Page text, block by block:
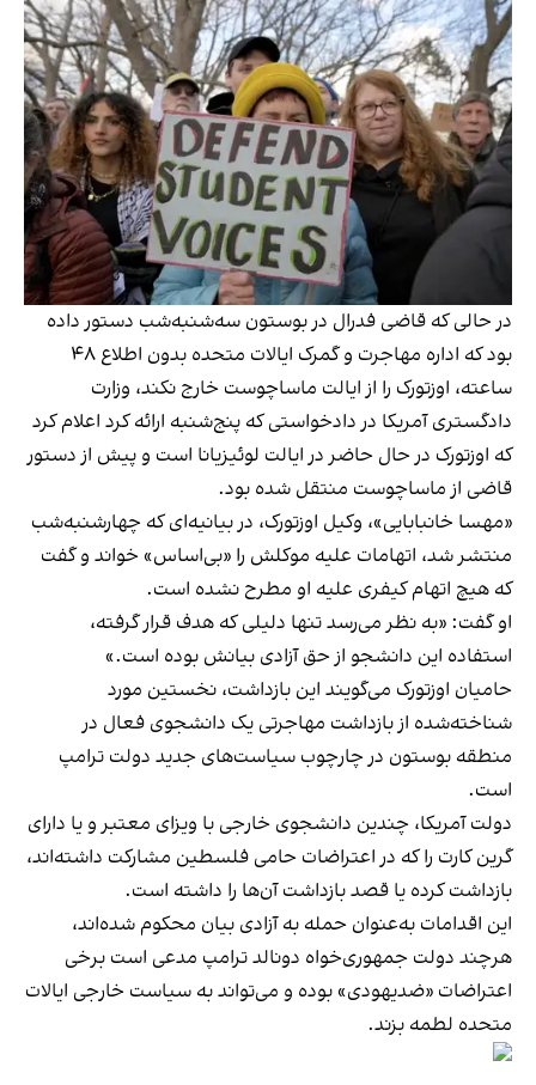
در حالی که قاضی فدرال در بوستون سه‌شنبه‌شب دستور داده
بود که اداره مهاجرت و گمرک ایالات متحده بدون اطلاع ۴۸
ساعته، اوزتورک را از ایالت ماساچوست خارج نکند، وزارت
دادگستری آمریکا در دادخواستی که پنج‌شنبه ارائه کرد اعلام کرد
که اوزتورک در حال حاضر در ایالت لوئیزیانا است و پیش از دستور
قاضی از ماساچوست منتقل شده بود.
«مهسا خانبابایی»، وکیل اوزتورک، در بیانیه‌ای که چهارشنبه‌شب
منتشر شد، اتهامات علیه موکلش را «بی‌اساس» خواند و گفت
که هیچ اتهام کیفری علیه او مطرح نشده است.
او گفت: «به نظر می‌رسد تنها دلیلی که هدف قرار گرفته،
استفاده این دانشجو از حق آزادی بیانش بوده است.»
حامیان اوزتورک می‌گویند این بازداشت، نخستین مورد
شناخته‌شده از بازداشت مهاجرتی یک دانشجوی فعال در
منطقه بوستون در چارچوب سیاست‌های جدید دولت ترامپ
است.
دولت آمریکا، چندین دانشجوی خارجی با ویزای معتبر و یا دارای
گرین کارت را که در اعتراضات حامی فلسطین مشارکت داشته‌اند،
بازداشت کرده یا قصد بازداشت آن‌ها را داشته است.
این اقدامات به‌عنوان حمله به آزادی بیان محکوم شده‌اند،
هرچند دولت جمهوری‌خواه دونالد ترامپ مدعی است برخی
اعتراضات «ضدیهودی» بوده و می‌تواند به سیاست خارجی ایالات
متحده لطمه بزند.